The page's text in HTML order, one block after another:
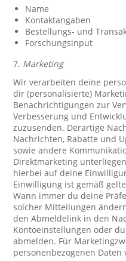
Name
Kontaktangaben
Bestellungs- und
Forschungsinput
7. Marketing
Wir verarbeiten deine
dir (personalisierte)
Benachrichtigungen zur
Verbesserung und
zuzusenden. Derartige
Nachrichten, Rabatte und
sowie andere
Direktmarketing
hierbei auf deine
Einwilligung ist gemäß
Wann immer du deine
solcher Mitteilungen
den Abmeldelink in den
Kontoeinstellungen oder
abmelden. Für
personenbezogenen Daten